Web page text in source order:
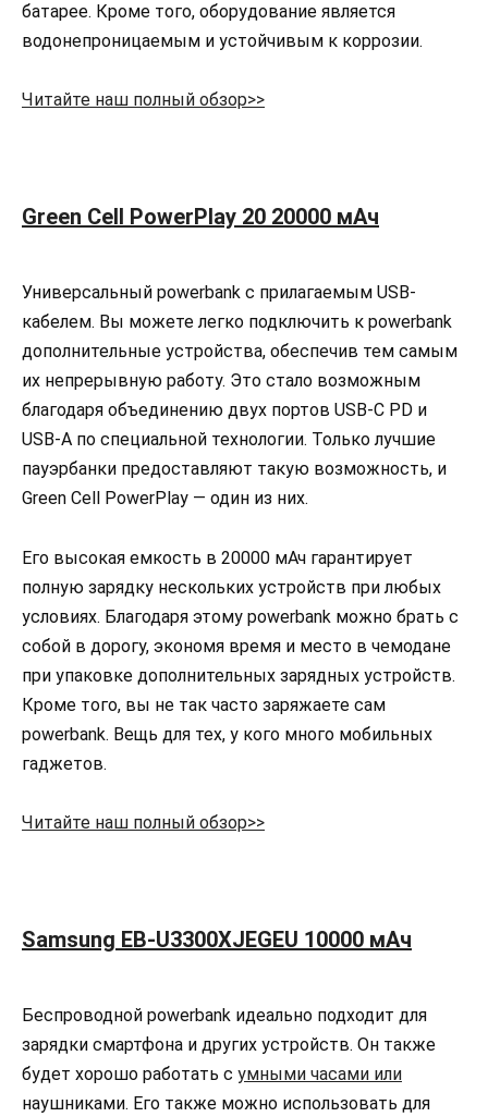
батарее. Кроме того, оборудование является
водонепроницаемым и устойчивым к коррозии.
Читайте наш полный обзор>>
Green Cell PowerPlay 20 20000 мАч
Универсальный powerbank с прилагаемым USB-
кабелем. Вы можете легко подключить к powerbank
дополнительные устройства, обеспечив тем самым
их непрерывную работу. Это стало возможным
благодаря объединению двух портов USB-C PD и
USB-A по специальной технологии. Только лучшие
пауэрбанки предоставляют такую возможность, и
Green Cell PowerPlay — один из них.
Его высокая емкость в 20000 мАч гарантирует
полную зарядку нескольких устройств при любых
условиях. Благодаря этому powerbank можно брать с
собой в дорогу, экономя время и место в чемодане
при упаковке дополнительных зарядных устройств.
Кроме того, вы не так часто заряжаете сам
powerbank. Вещь для тех, у кого много мобильных
гаджетов.
Читайте наш полный обзор>>
Samsung EB-U3300XJEGEU 10000 мАч
Беспроводной powerbank идеально подходит для
зарядки смартфона и других устройств. Он также
будет хорошо работать с умными часами или
наушниками. Его также можно использовать для